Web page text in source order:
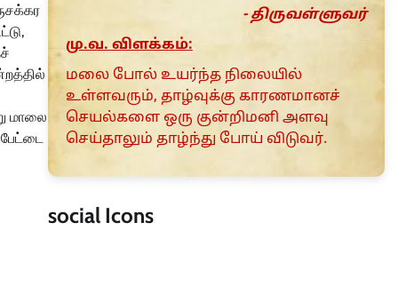
மாலை
- திருவள்ளுவர்
மு.வ. விளக்கம்:
மலை போல் உயர்ந்த நிலையில்
உள்ளவரும், தாழ்வுக்கு காரணமானச்
செயல்களை ஒரு குன்றிமனி அளவு
செய்தாலும் தாழ்ந்து போய் விடுவர்.
social Icons